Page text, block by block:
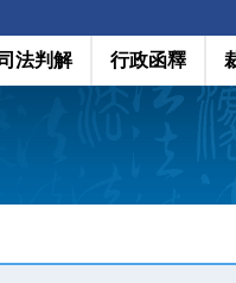
法判解 行政函釋